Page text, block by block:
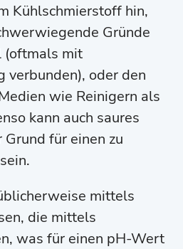
Kühlschmierstoff hin,
Gründe
mit
verbunden), oder den
wie Reinigern als
kann auch saures
für einen zu
mittels
die mittels
was für einen pH-Wert